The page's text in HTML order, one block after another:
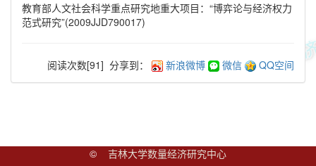
教育部人文社会科学重点研究地重大项目：“博弈论与经济权力
范式研究”(2009JJD790017)
阅读次数[91] 分享到： 新浪微博 微信 QQ空间
©
吉林大学数量经济研究中心